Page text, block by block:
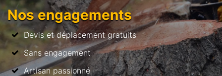
Nos engagements
Devis et déplacement gratuits
Sans engagement
Artisan passionné